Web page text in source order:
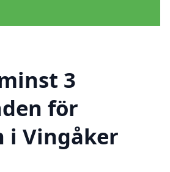
3
för
i Vingåker